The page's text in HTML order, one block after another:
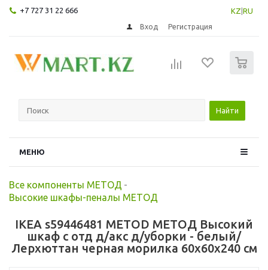
+7 727 31 22 666 KZ RU
Вход Регистрация
Найти
МЕНЮ
Все компоненты МЕТОД -
Высокие шкафы-пеналы МЕТОД
IKEA s59446481 METOD МЕТОД Высокий
шкаф с отд д/акс д/уборки - белый/
Лерхюттан черная морилка 60x60x240 см